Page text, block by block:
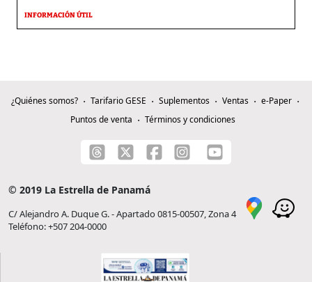
INFORMACIÓN ÚTIL
¿Quiénes somos? Tarifario GESE Suplementos Ventas
e-Paper
Puntos de venta
Términos y condiciones
© 2019 La Estrella de Panamá
C/ Alejandro A. Duque G. - Apartado 0815-00507, Zona 4
Teléfono: +507 204-0000